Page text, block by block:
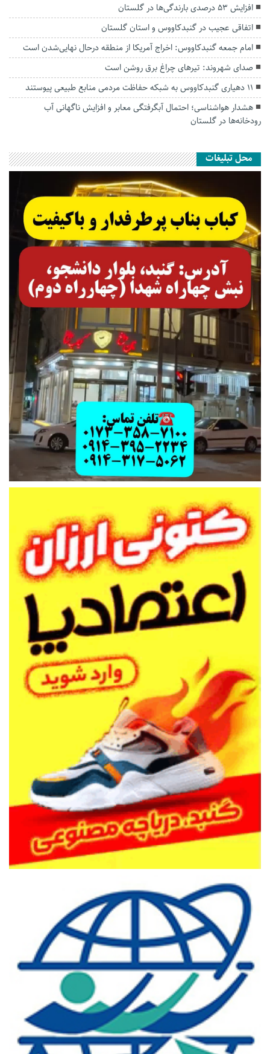
افزایش ۵۳ درصدی بارندگی‌ها در گلستان
اتفاقی عجیب در‌ گنبدکاووس و استان گلستان
امام جمعه گنبدکاووس: اخراج آمریکا از منطقه درحال نهایی‌شدن است
صدای شهروند: تیرهای چراغ برق روشن است
۱۱ دهیاری گنبدکاووس به شبکه حفاظت مردمی منابع طبیعی پیوستند
هشدار هواشناسی؛ احتمال آبگرفتگی معابر و افزایش ناگهانی آب
رودخانه‌ها در گلستان
محل تبلیغات